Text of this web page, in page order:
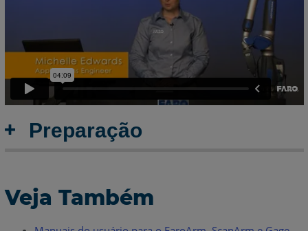
Preparação
Veja Também